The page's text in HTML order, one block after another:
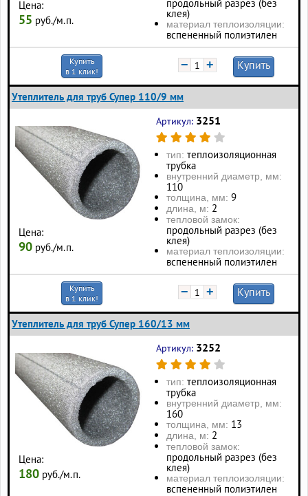
Цена:
55 руб./м.п.
продольный разрез (без
клея)
материал теплоизоляции:
вспененный полиэтилен
Купить
в 1 клик!
− + Купить
Утеплитель для труб Супер 110/9 мм
Цена:
90 руб./м.п.
Артикул: 3251
тип: теплоизоляционная
трубка
внутренний диаметр, мм:
110
толщина, мм: 9
длина, м: 2
тепловой замок:
продольный разрез (без
клея)
материал теплоизоляции:
вспененный полиэтилен
Купить
в 1 клик!
− + Купить
Утеплитель для труб Супер 160/13 мм
Цена:
180 руб./м.п.
Артикул: 3252
тип: теплоизоляционная
трубка
внутренний диаметр, мм:
160
толщина, мм: 13
длина, м: 2
тепловой замок:
продольный разрез (без
клея)
материал теплоизоляции:
вспененный полиэтилен